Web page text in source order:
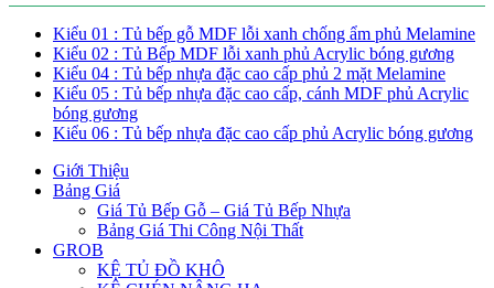
Kiểu 01 : Tủ bếp gỗ MDF lỗi xanh chống ẩm phủ Melamine
Kiểu 02 : Tủ Bếp MDF lỗi xanh phủ Acrylic bóng gương
Kiểu 04 : Tủ bếp nhựa đặc cao cấp phủ 2 mặt Melamine
Kiểu 05 : Tủ bếp nhựa đặc cao cấp, cánh MDF phủ Acrylic
bóng gương
Kiểu 06 : Tủ bếp nhựa đặc cao cấp phủ Acrylic bóng gương
Giới Thiệu
Bảng Giá
Giá Tủ Bếp Gỗ – Giá Tủ Bếp Nhựa
Bảng Giá Thi Công Nội Thất
GROB
KỆ TỦ ĐỒ KHÔ